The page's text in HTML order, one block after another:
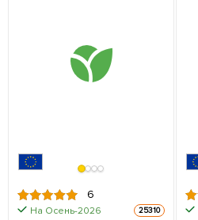
6
На Осень-2026 25310